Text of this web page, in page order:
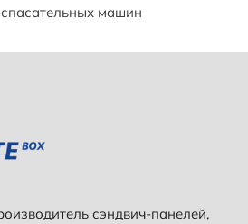
машин
сэндвич-панелей,